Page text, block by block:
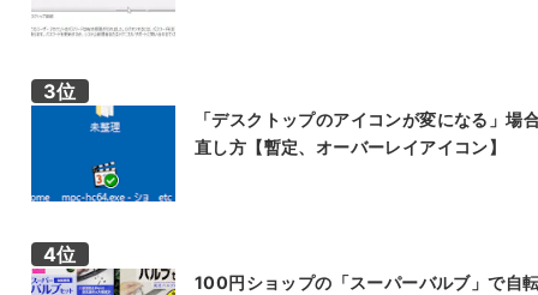
「デスクトップのアイコンが変になる」場
直し方【暫定、オーバーレイアイコン】
100円ショップの「スーパーバルブ」で自